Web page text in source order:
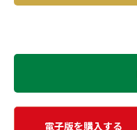
電子版を購入する